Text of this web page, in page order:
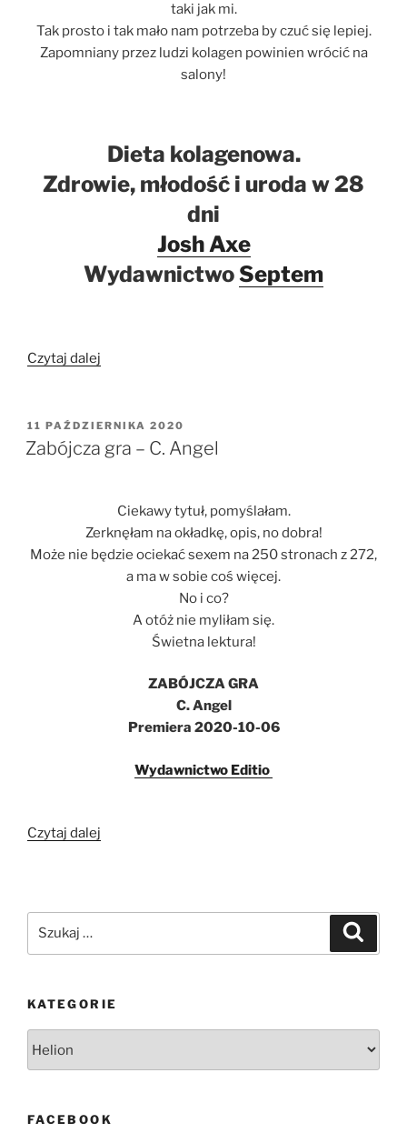
taki jak mi.
Tak prosto i tak mało nam potrzeba by czuć się lepiej.
Zapomniany przez ludzi kolagen powinien wrócić na
salony!
Dieta kolagenowa.
Zdrowie, młodość i uroda w 28
dni
Josh Axe
WydawnictwoSeptem
Czytaj dalej
kilka
słów
OPUBLIKOWANE
W
11 PAŹDZIERNIKA 2020
Zabójcza gra – C. Angel
Ciekawy tytuł, pomyślałam.
Zerknęłam na okładkę, opis, no dobra!
Może nie będzie ociekać sexem na 250 stronach z 272,
a ma w sobie coś więcej.
No i co?
A otóż nie myliłam się.
Świetna lektura!
ZABÓJCZA GRA
C. Angel
Premiera 2020-10-06
Wydawnictwo Editio
Czytaj dalej
KATEGORIE
FACEBOOK